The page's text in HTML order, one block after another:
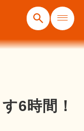
6時間！